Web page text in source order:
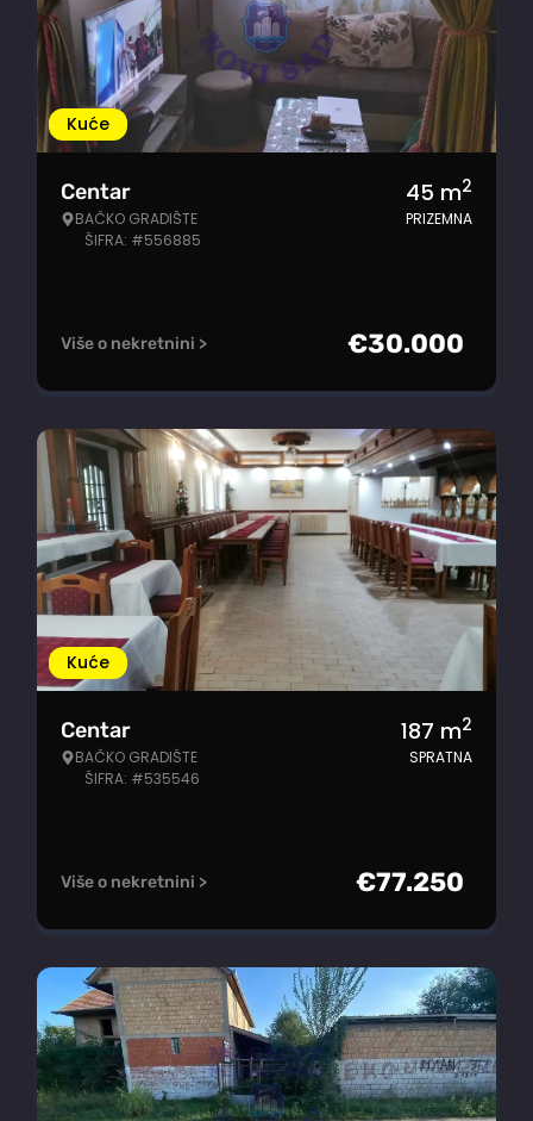
Kuće
Centar
BAČKO GRADIŠTE
ŠIFRA: #556885
45 m2
PRIZEMNA
Više o nekretnini > €30.000
Kuće
Centar
BAČKO GRADIŠTE
ŠIFRA: #535546
187 m2
SPRATNA
Više o nekretnini > €77.250